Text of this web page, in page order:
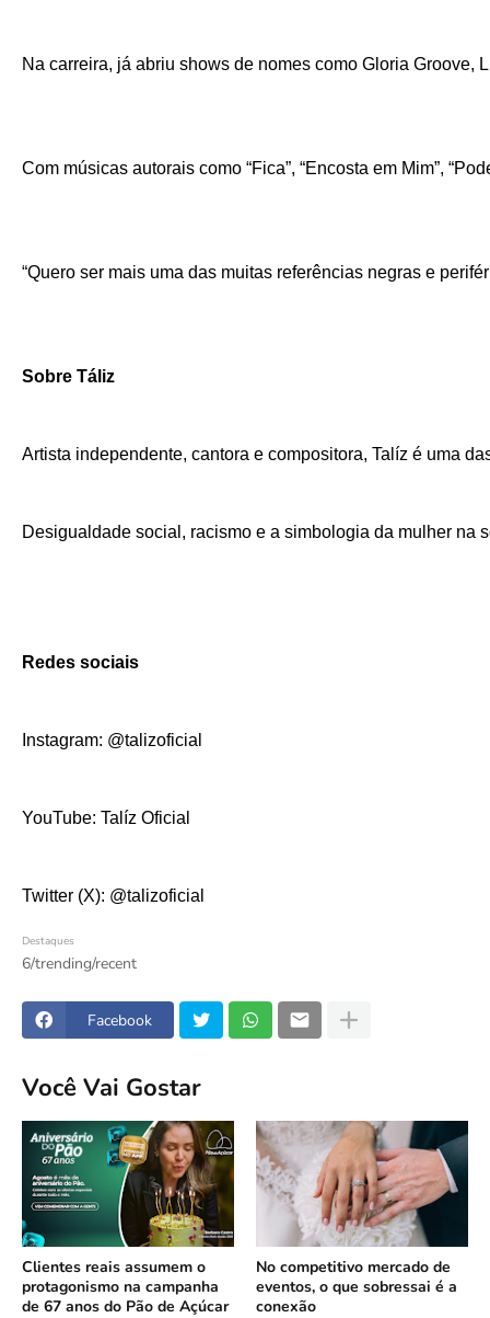
Na carreira, já abriu shows de nomes como Gloria Groove,
Com músicas autorais como “Fica”, “Encosta em Mim”,
“Quero ser mais uma das muitas referências negras e
Sobre Táliz
Artista independente, cantora e compositora, Talíz é uma
Desigualdade social, racismo e a simbologia da mulher na
Redes sociais
Instagram: @talizoficial
YouTube: Talíz Oficial
Twitter (X): @talizoficial
Destaques
6/trending/recent
Facebook
Você Vai Gostar
Clientes reais assumem o
protagonismo na campanha
de 67 anos do Pão de Açúcar
No competitivo mercado de
eventos, o que sobressai é a
conexão